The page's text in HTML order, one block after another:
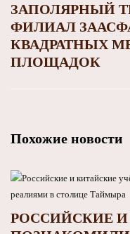
ЗАПОЛЯРНЫЙ
ФИЛИАЛ
КВАДРАТНЫХ
ПЛОЩАДОК
Похожие новости
РОССИЙСКИЕ